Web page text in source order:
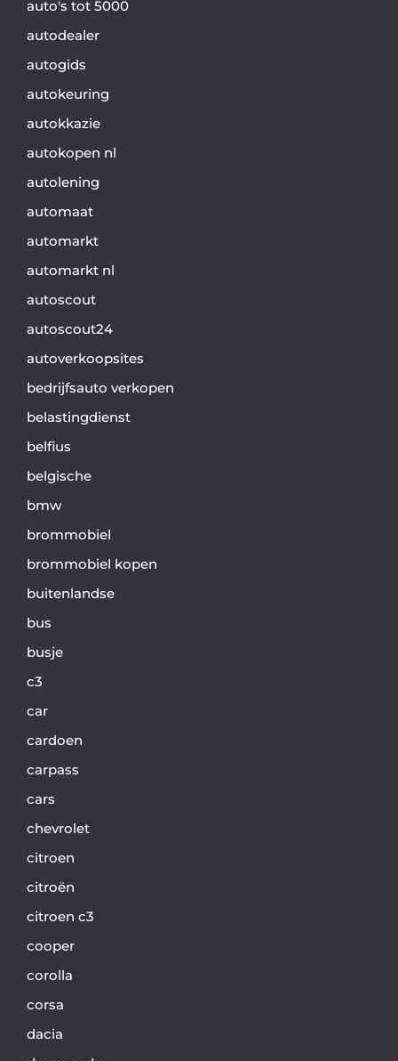
auto's tot 5000
autodealer
autogids
autokeuring
autokkazie
autokopen nl
autolening
automaat
automarkt
automarkt nl
autoscout
autoscout24
autoverkoopsites
bedrijfsauto verkopen
belastingdienst
belfius
belgische
bmw
brommobiel
brommobiel kopen
buitenlandse
bus
busje
c3
car
cardoen
carpass
cars
chevrolet
citroen
citroën
citroen c3
cooper
corolla
corsa
dacia